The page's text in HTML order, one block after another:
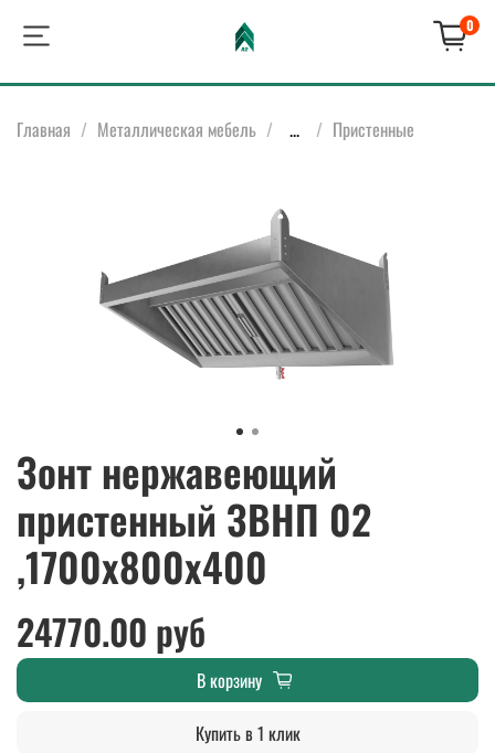
0
Главная Металлическая мебель ... Пристенные
Зонт нержавеющий
пристенный ЗВНП 02
,1700х800х400
24770.00 руб
В корзину
Купить в 1 клик